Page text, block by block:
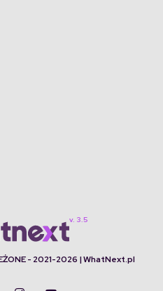
- 2021-2026 | WhatNext.pl